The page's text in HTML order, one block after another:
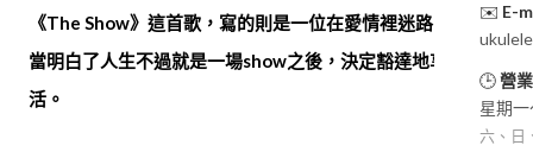
《The Show》這首歌，寫的則是一位在愛情裡迷路的女孩，
當明白了人生不過就是一場show之後，決定豁達地享受生
活。
✉️ E-
🕒營
星期
六、日